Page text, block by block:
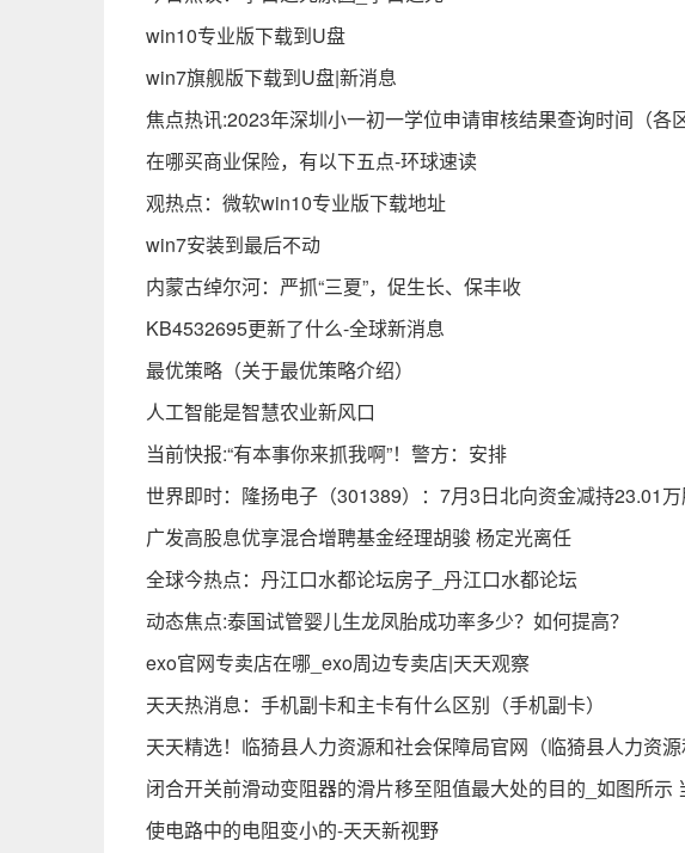
win10专业版下载到U盘
win7旗舰版下载到U盘|新消息
焦点热讯:2023年深圳小一初一学位申请审核结果查询时间（各区
在哪买商业保险，有以下五点-环球速读
观热点：微软win10专业版下载地址
win7安装到最后不动
内蒙古绰尔河：严抓“三夏”，促生长、保丰收
KB4532695更新了什么-全球新消息
最优策略（关于最优策略介绍）
人工智能是智慧农业新风口
当前快报:“有本事你来抓我啊”！警方：安排
世界即时：隆扬电子（301389）：7月3日北向资金减持23.01
广发高股息优享混合增聘基金经理胡骏 杨定光离任
全球今热点：丹江口水都论坛房子_丹江口水都论坛
动态焦点:泰国试管婴儿生龙凤胎成功率多少？如何提高？
exo官网专卖店在哪_exo周边专卖店|天天观察
天天热消息：手机副卡和主卡有什么区别（手机副卡）
天天精选！临猗县人力资源和社会保障局官网（临猗县人力资源
闭合开关前滑动变阻器的滑片移至阻值最大处的目的_如图所
使电路中的电阻变小的-天天新视野